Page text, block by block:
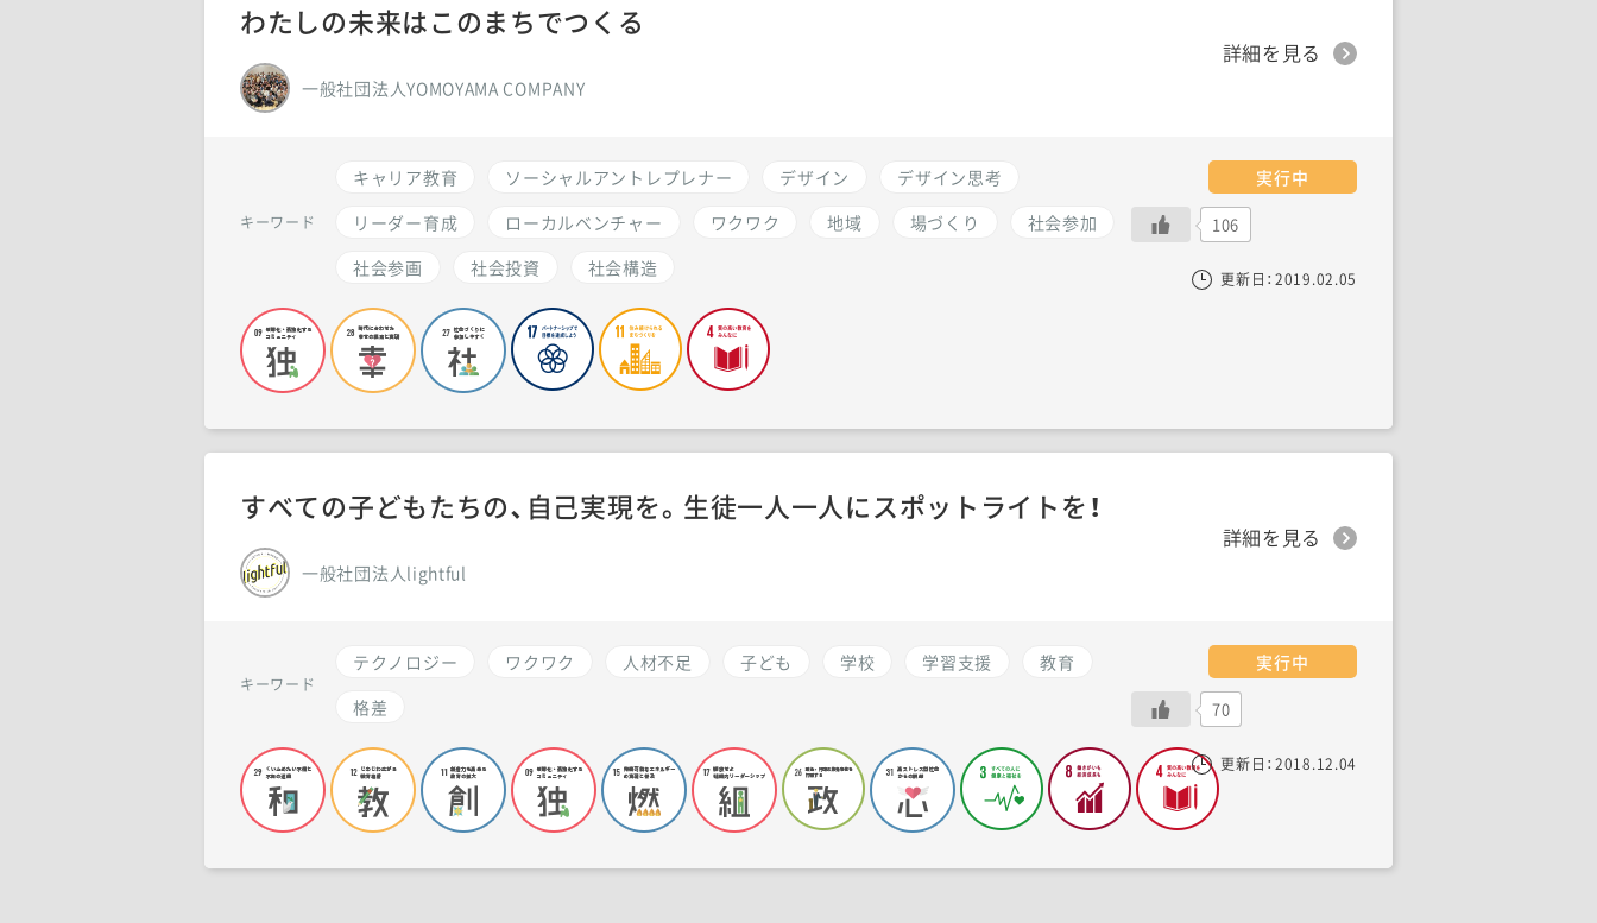
わたしの未来はこのまちでつくる
一般社団法人YOMOYAMA COMPANY
詳細を見る
キーワード
キャリア教育 ソーシャルアントレプレナー デザイン
デザイン思考
リーダー育成
ローカルベンチャー ワクワク 地域 場づくり
社会参加
社会参画
社会投資 社会構造
実行中
106
更新日： 2019.02.05
すべての子どもたちの、自己実現を。生徒一人一人にスポットライトを！
一般社団法人lightful
詳細を見る
キーワード
テクノロジー ワクワク 人材不足 子ども 学校 学習支援
教育
格差
実行中
70
更新日： 2018.12.04